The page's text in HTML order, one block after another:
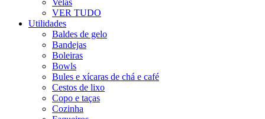
Velas
VER TUDO
Utilidades
Baldes de gelo
Bandejas
Boleiras
Bowls
Bules e xícaras de chá e café
Cestos de lixo
Copo e taças
Cozinha